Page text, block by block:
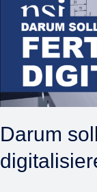
Darum